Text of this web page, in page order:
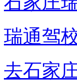
瑞通驾
去石家